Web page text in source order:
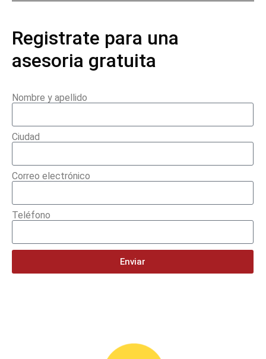
Registrate para una
asesoria gratuita
Nombre y apellido
Ciudad
Correo electrónico
Teléfono
Enviar